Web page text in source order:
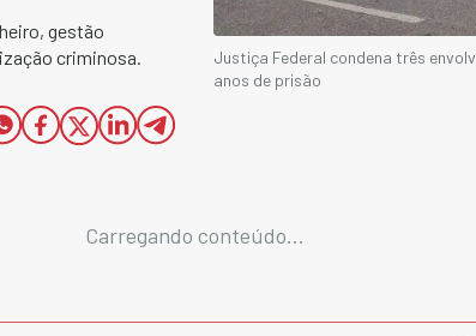
gestão
criminosa.
Justiça Federal condena três
anos de prisão
Carregando conteúdo...